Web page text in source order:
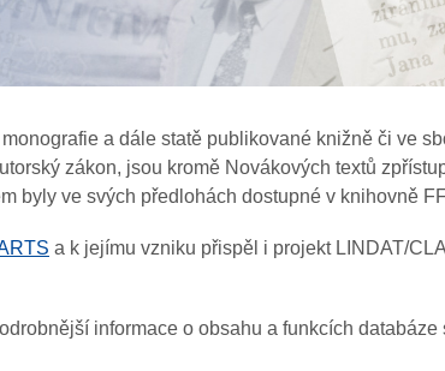
a dále statě publikované knižně či ve
zákon, jsou kromě Novákových textů
byly ve svých předlohách dostupné v knihovně
a k jejímu vzniku přispěl i projekt LINDAT/
informace o obsahu a funkcích databáze